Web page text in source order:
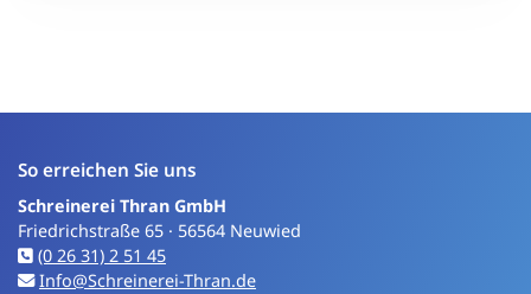
So erreichen Sie uns
Schreinerei Thran GmbH
Friedrichstraße 65 · 56564 Neuwied
(0 26 31) 2 51 45
Info@Schreinerei-Thran.de